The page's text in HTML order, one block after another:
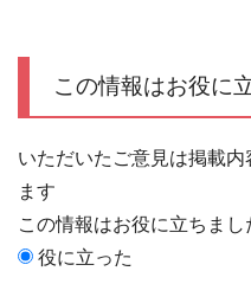
この情報はお役に
いただいたご意見は掲載
ます
この情報はお役に立ちまし
役に立った